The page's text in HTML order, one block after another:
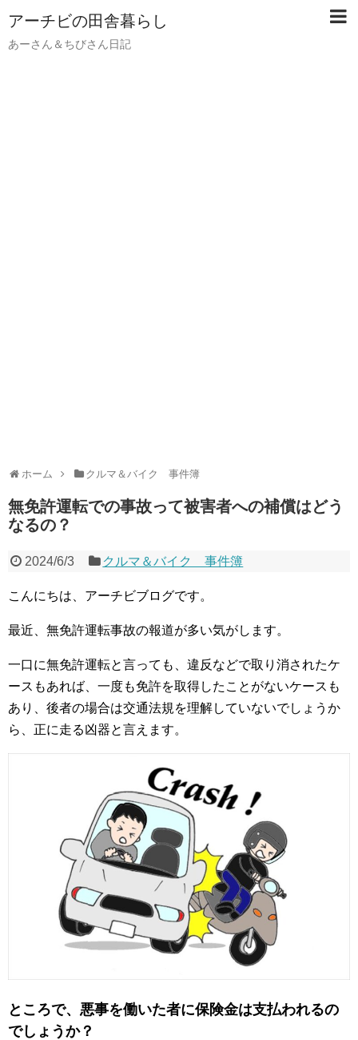
アーチビの田舎暮らし
あーさん＆ちびさん日記
ホーム クルマ＆バイク 事件簿
無免許運転での事故って被害者への補償はどう
なるの？
2024/6/3 クルマ＆バイク 事件簿
こんにちは、アーチビブログです。
最近、無免許運転事故の報道が多い気がします。
一口に無免許運転と言っても、違反などで取り消されたケ
ースもあれば、一度も免許を取得したことがないケースも
あり、後者の場合は交通法規を理解していないでしょうか
ら、正に走る凶器と言えます。
ところで、悪事を働いた者に保険金は支払われるの
でしょうか？